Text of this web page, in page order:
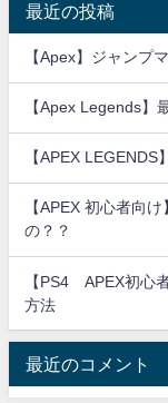
最近の投稿
【Apex】ジャンプ
【Apex Legends】
【APEX
【APEX 初心者向
の？？
【PS4 APEX初心
方法
最近のコメント